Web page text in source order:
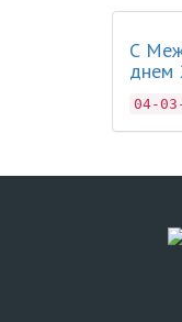
С
днем
04-